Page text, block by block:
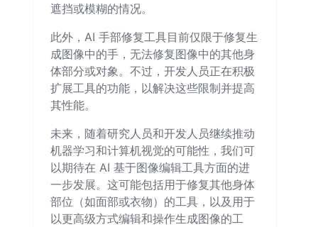
遮挡或模糊的情况。
此外，AI 手部修复工具目前仅限于修复生
成图像中的手，无法修复图像中的其他身
体部分或对象。不过，开发人员正在积极
扩展工具的功能，以解决这些限制并提高
其性能。
未来，随着研究人员和开发人员继续推动
机器学习和计算机视觉的可能性，我们可
以期待在 AI 基于图像编辑工具方面的进
一步发展。这可能包括用于修复其他身体
部位（如面部或衣物）的工具，以及用于
以更高级方式编辑和操作生成图像的工